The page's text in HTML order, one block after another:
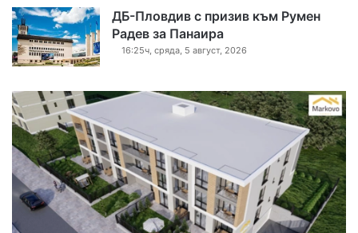
ДБ-Пловдив с призив към Румен
Радев за Панаира
16:25ч, сряда, 5 август, 2026